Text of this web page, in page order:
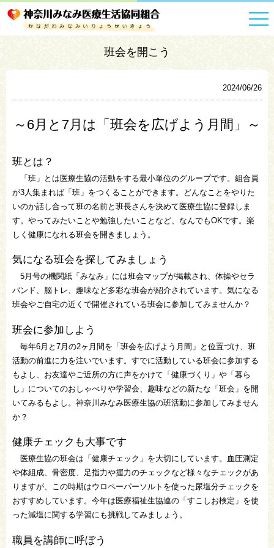
HOME お知らせ一覧 班会を開こう
班会を開こう
2024/06/26
～6月と7月は「班会を広げよう月間」～
班とは？
「班」とは医療生協の活動をする最小単位のグループです。組合員
が3人集まれば「班」をつくることができます。どんなことをやりた
いのか話し合って班の名前と班長さんを決めて医療生協に登録しま
す。やってみたいことや勉強したいことなど、なんでもOKです。楽
しく健康になれる班会を開きましょう。
気になる班会を探してみましょう
5月号の機関紙「みなみ」には班会マップが掲載され、体操やセラ
バンド、脳トレ、趣味など多彩な班会が紹介されています。気になる
班会やご自宅の近くで開催されている班会に参加してみませんか？
班会に参加しよう
毎年6月と7月の2ヶ月間を「班会を広げよう月間」と位置づけ、班
活動の前進に力を注いでいます。すでに活動している班会に参加する
もよし、お友達やご近所の方に声をかけて「健康づくり」や「暮ら
し」についてのおしゃべりや学習会、趣味などの新たな「班会」を開
いてみるもよし。神奈川みなみ医療生協の班活動に参加してみません
か？
健康チェックも大事です
医療生協の班会は「健康チェック」を大切にしています。血圧測定
や体組成、骨密度、足指力や握力のチェックなど様々なチェックがあ
りますが、この時期はウロペーパーソルトを使った尿塩分チェックを
おすすめしています。今年は医療福祉生協連の「すこしお検定」を使
った減塩に関する学習にも挑戦してみましょう。
職員を講師に呼ぼう